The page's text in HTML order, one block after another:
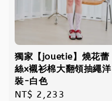
獨家【jouetie】燒花蕾
絲x襯衫棉大翻領抽繩洋
裝-白色
Regular
NT$ 2,233